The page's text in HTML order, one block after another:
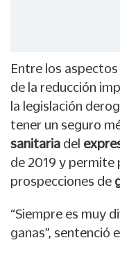
Entre los
de la reducción
la legislación
tener un seguro
sanitaria del
de 2019 y permite
prospecciones de
“Siempre es muy
ganas”, sentenció